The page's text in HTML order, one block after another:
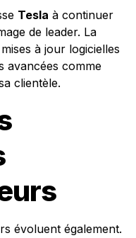
Tesla à continuer
de leader. La
à jour logicielles
avancées comme
clientèle.
évoluent également.